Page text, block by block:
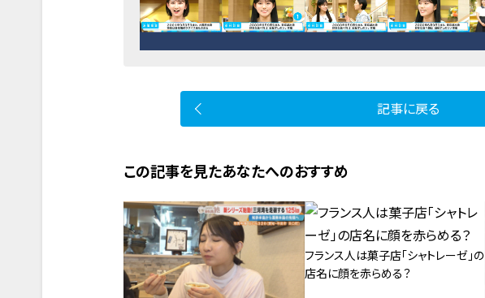
記事に戻る
この記事を見たあなたへのおすすめ
フランス人は菓子店「シャトレーゼ」の
店名に顔を赤らめる？